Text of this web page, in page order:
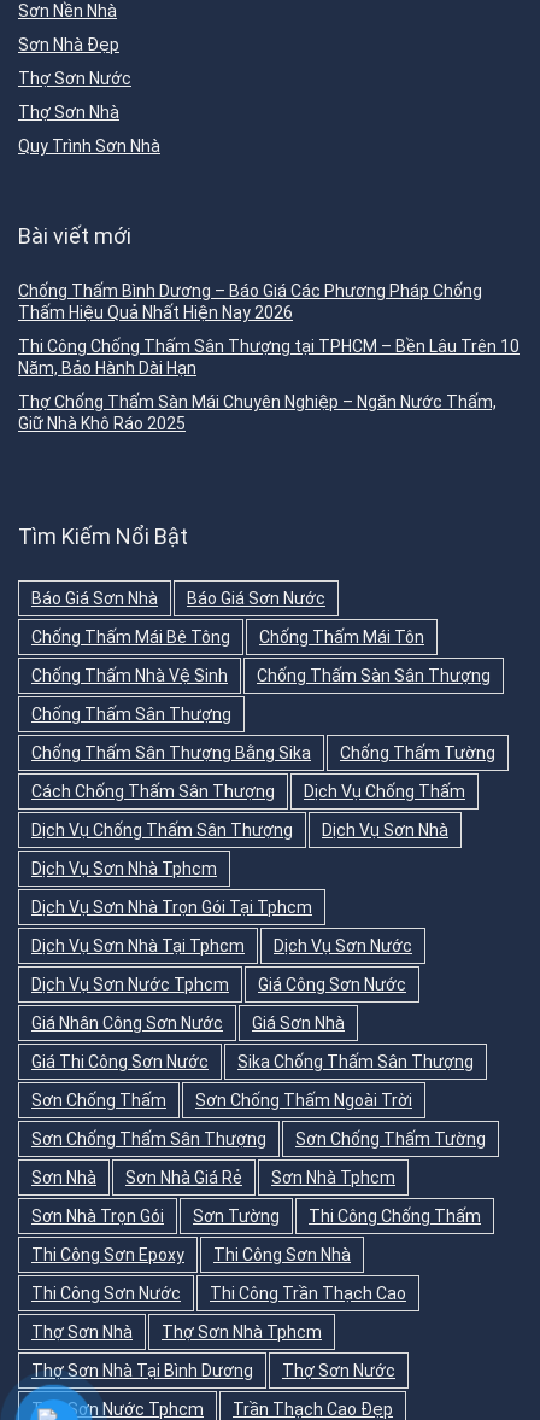
Sơn Nền Nhà
Sơn Nhà Đẹp
Thợ Sơn Nước
Thợ Sơn Nhà
Quy Trình Sơn Nhà
Bài viết mới
Chống Thấm Bình Dương – Báo Giá Các Phương Pháp Chống
Thấm Hiệu Quả Nhất Hiện Nay 2026
Thi Công Chống Thấm Sân Thượng tại TPHCM – Bền Lâu Trên 10
Năm, Bảo Hành Dài Hạn
Thợ Chống Thấm Sàn Mái Chuyên Nghiệp – Ngăn Nước Thấm,
Giữ Nhà Khô Ráo 2025
Tìm Kiếm Nổi Bật
Báo Giá Sơn Nhà
Báo Giá Sơn Nước
Chống Thấm Mái Bê Tông
Chống Thấm Mái Tôn
Chống Thấm Nhà Vệ Sinh
Chống Thấm Sàn Sân Thượng
Chống Thấm Sân Thượng
Chống Thấm Sân Thượng Bằng Sika
Chống Thấm Tường
Cách Chống Thấm Sân Thượng
Dịch Vụ Chống Thấm
Dịch Vụ Chống Thấm Sân Thượng
Dịch Vụ Sơn Nhà
Dịch Vụ Sơn Nhà Tphcm
Dịch Vụ Sơn Nhà Trọn Gói Tại Tphcm
Dịch Vụ Sơn Nhà Tại Tphcm
Dịch Vụ Sơn Nước
Dịch Vụ Sơn Nước Tphcm
Giá Công Sơn Nước
Giá Nhân Công Sơn Nước
Giá Sơn Nhà
Giá Thi Công Sơn Nước
Sika Chống Thấm Sân Thượng
Sơn Chống Thấm
Sơn Chống Thấm Ngoài Trời
Sơn Chống Thấm Sân Thượng
Sơn Chống Thấm Tường
Sơn Nhà
Sơn Nhà Giá Rẻ
Sơn Nhà Tphcm
Sơn Nhà Trọn Gói
Sơn Tường
Thi Công Chống Thấm
Thi Công Sơn Epoxy
Thi Công Sơn Nhà
Thi Công Sơn Nước
Thi Công Trần Thạch Cao
Thợ Sơn Nhà
Thợ Sơn Nhà Tphcm
Thợ Sơn Nhà Tại Bình Dương
Thợ Sơn Nước
Thợ Sơn Nước Tphcm
Trần Thạch Cao Đẹp